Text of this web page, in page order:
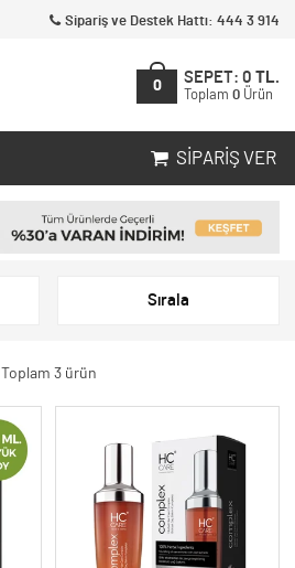
Sipariş ve Destek Hattı: 444 3 914
0
SEPET: 0 TL.
Toplam 0 Ürün
SIPARIŞ VER
Sırala
Toplam 3 ürün